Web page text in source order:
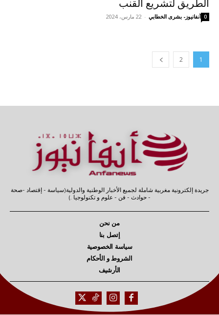
الطريق لتشريع القنب
آنفانيوز- بشرى الخطابي - 22 مارس، 2024 0
1
2
جريدة إلكترونية مغربية شاملة لجميع الأخبار الوطنية والدولية(سياسة - إقتصاد -صحة
- حوادث - فن - علوم و تكنولوجيا .)
من نحن
إتصل بنا
سياسة الخصوصية
الشروط و الأحكام
الأرشيف